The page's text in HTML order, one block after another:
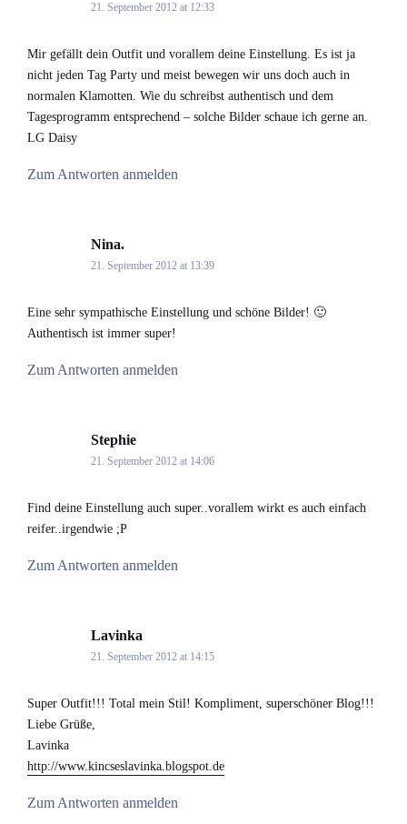
21. September 2012 at 12:33
Mir gefällt dein Outfit und vorallem deine Einstellung. Es ist ja
nicht jeden Tag Party und meist bewegen wir uns doch auch in
normalen Klamotten. Wie du schreibst authentisch und dem
Tagesprogramm entsprechend – solche Bilder schaue ich gerne an.
LG Daisy
Zum Antworten anmelden
Nina.
21. September 2012 at 13:39
Eine sehr sympathische Einstellung und schöne Bilder! 🙂
Authentisch ist immer super!
Zum Antworten anmelden
Stephie
21. September 2012 at 14:06
Find deine Einstellung auch super..vorallem wirkt es auch einfach
reifer..irgendwie ;P
Zum Antworten anmelden
Lavinka
21. September 2012 at 14:15
Super Outfit!!! Total mein Stil! Kompliment, superschöner Blog!!!
Liebe Grüße,
Lavinka
http://www.kincseslavinka.blogspot.de
Zum Antworten anmelden